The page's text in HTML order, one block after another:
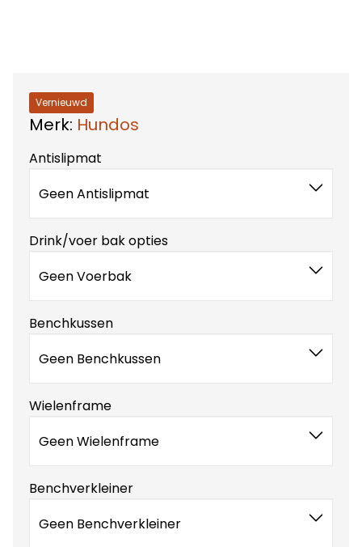
Vernieuwd
Merk: Hundos
Antislipmat
Geen Antislipmat
Drink/voer bak opties
Geen Voerbak
Benchkussen
Geen Benchkussen
Wielenframe
Geen Wielenframe
Benchverkleiner
Geen Benchverkleiner